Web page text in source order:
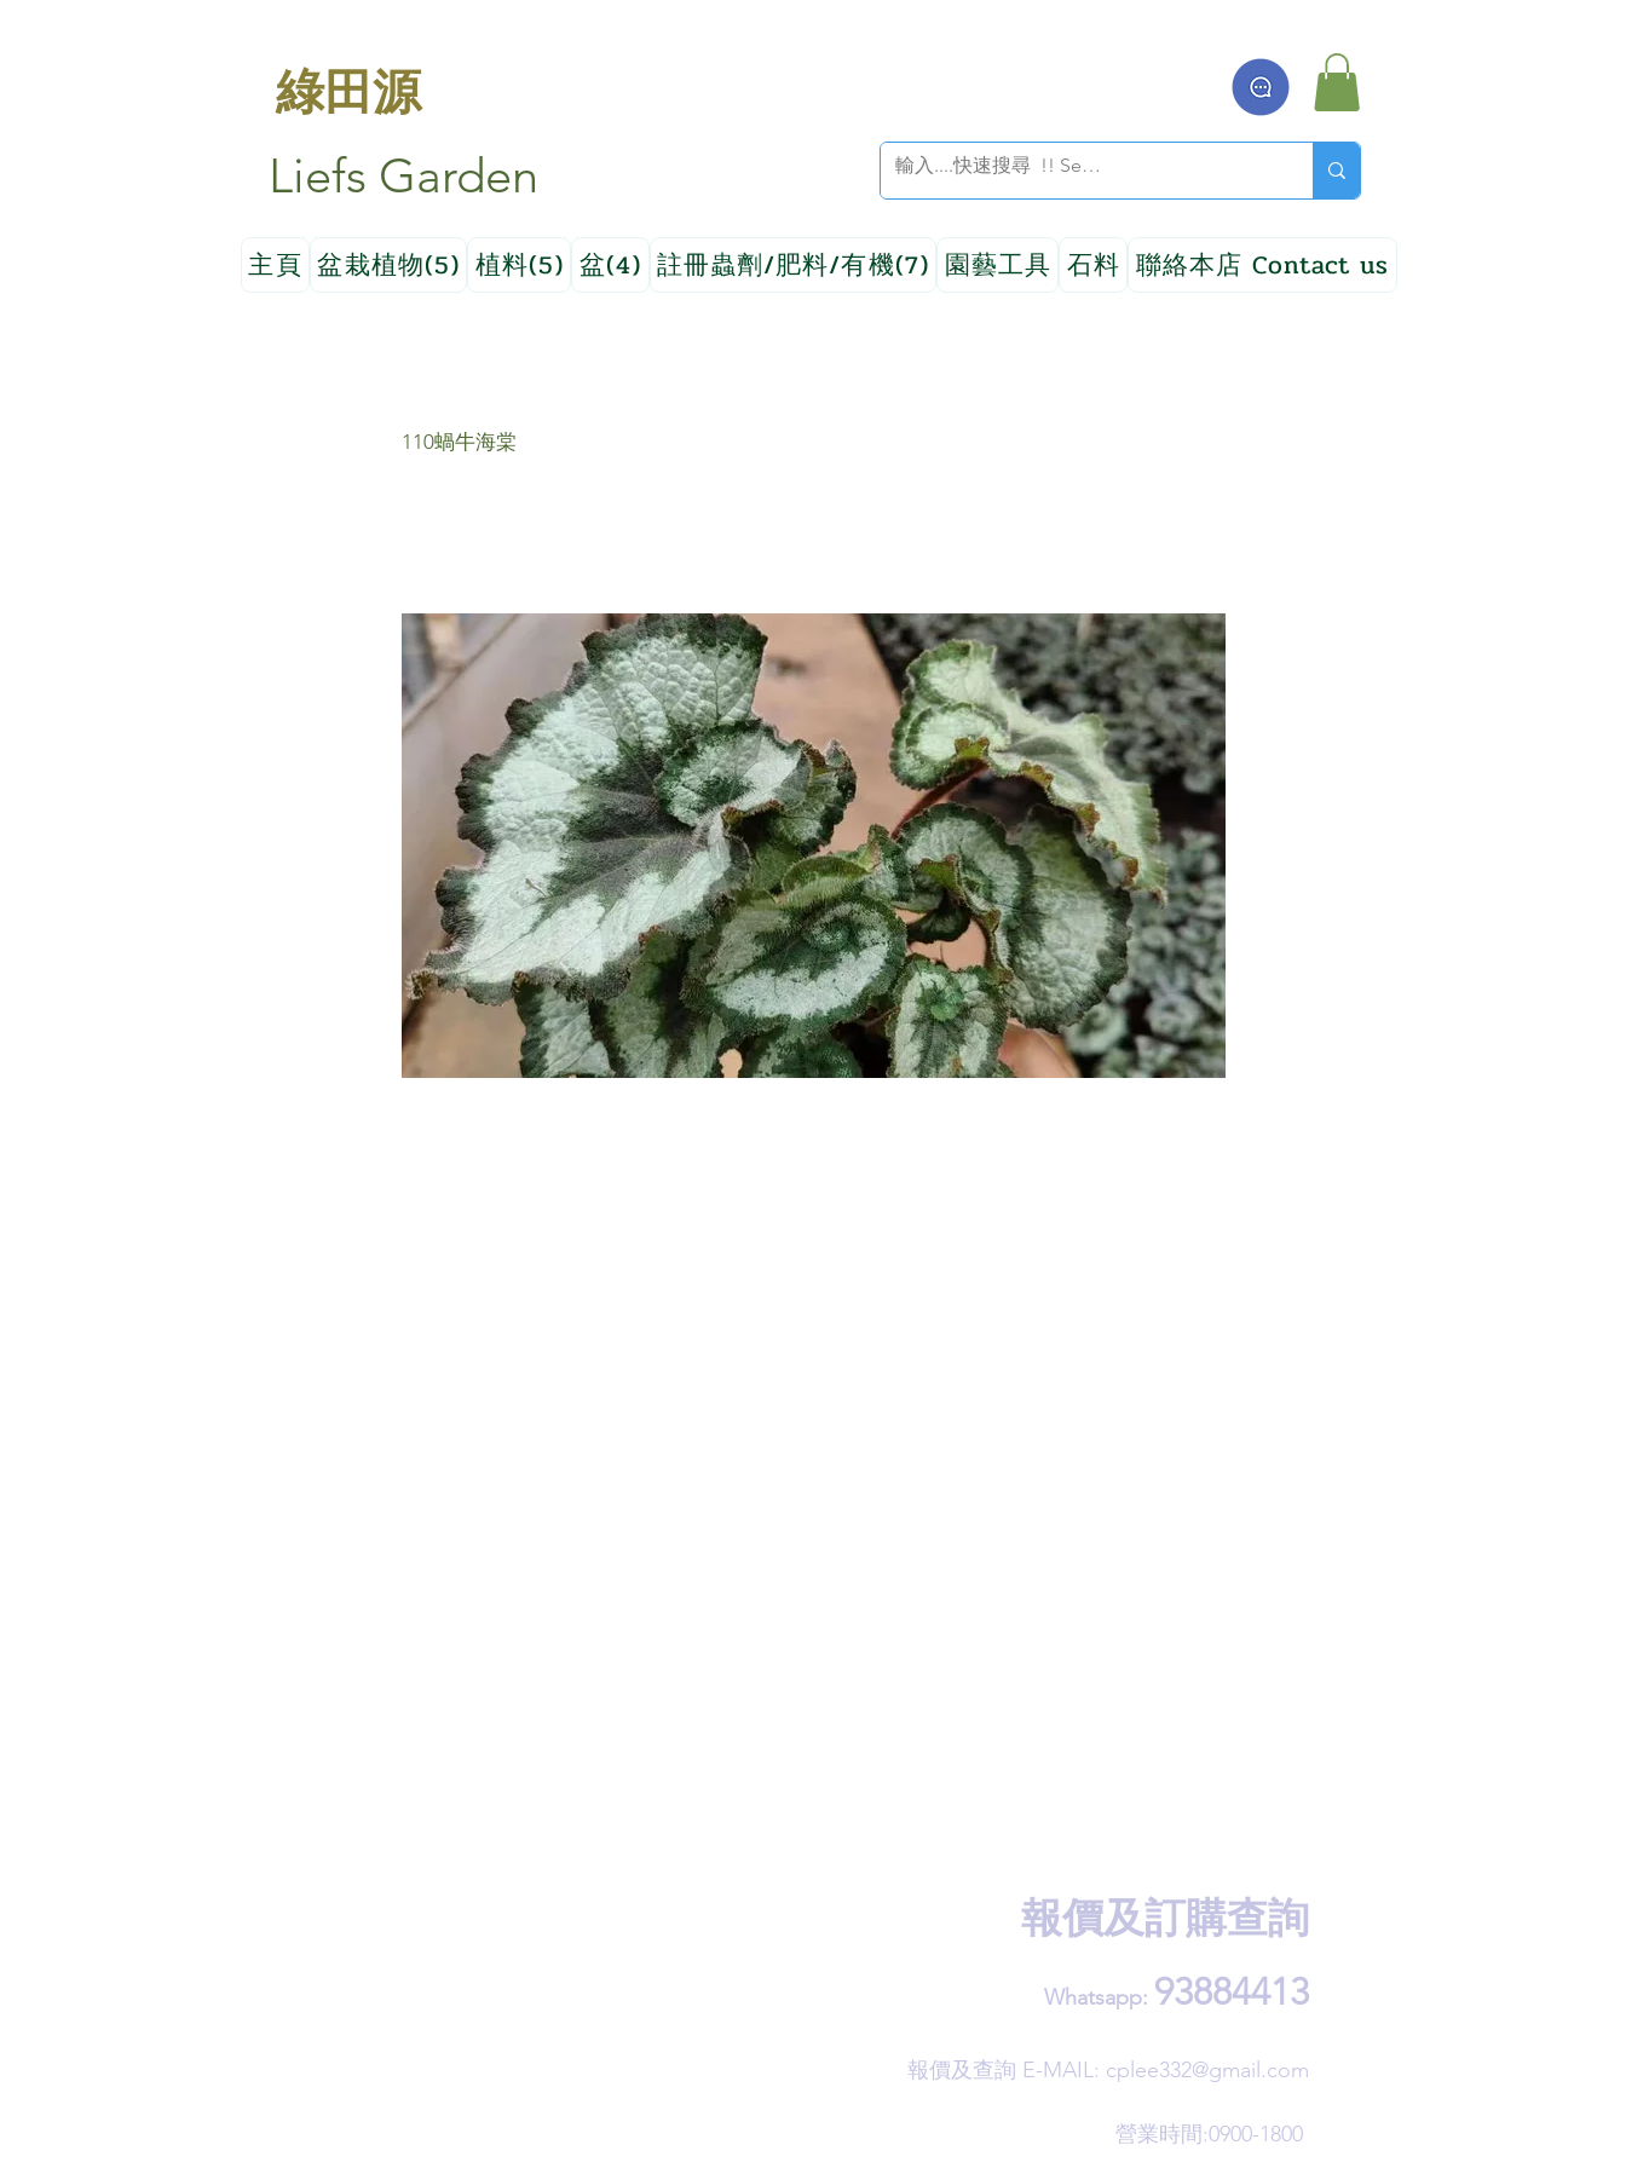
綠田源
Liefs Garden
主頁 盆栽植物(5) 植料(5) 盆(4) 註冊蟲劑/肥料/有機(7) 園藝工具 石料 聯絡本店 Contact us
110蝸牛海棠
報價及訂購查詢
Whatsapp: 93884413
​報價及查詢 E-MAIL: cplee332@gmail.com
營業時間:0900-1800